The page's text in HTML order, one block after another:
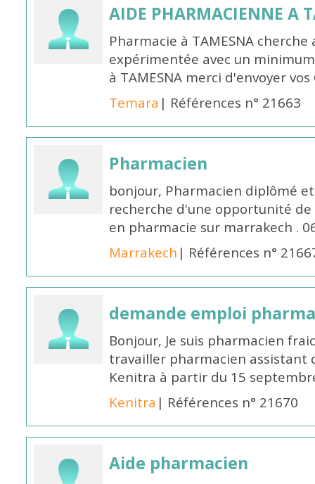
AIDE PHARMACIENNE A
Pharmacie à TAMESNA
expérimentée avec un
à TAMESNA merci d'envoyer
Temara | Références n° 21663
Pharmacien
bonjour, Pharmacien diplômé
recherche d'une opportunité
en pharmacie sur marrakech .
Marrakech | Références n°
demande emploi
Bonjour, Je suis pharmacien
travailler pharmacien assistant
Kenitra à partir du 15
Kenitra | Références n° 21670
Aide pharmacien